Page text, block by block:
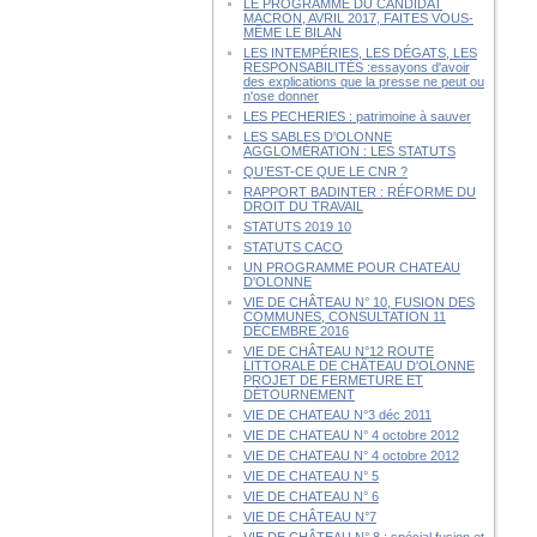
LE PROGRAMME DU CANDIDAT
MACRON, AVRIL 2017, FAITES VOUS-
MÊME LE BILAN
LES INTEMPÉRIES, LES DÉGATS, LES
RESPONSABILITÉS :essayons d'avoir
des explications que la presse ne peut ou
n'ose donner
LES PECHERIES : patrimoine à sauver
LES SABLES D'OLONNE
AGGLOMÉRATION : LES STATUTS
QU’EST-CE QUE LE CNR ?
RAPPORT BADINTER : RÉFORME DU
DROIT DU TRAVAIL
STATUTS 2019 10
STATUTS CACO
UN PROGRAMME POUR CHATEAU
D'OLONNE
VIE DE CHÂTEAU N° 10, FUSION DES
COMMUNES, CONSULTATION 11
DÉCEMBRE 2016
VIE DE CHÂTEAU N°12 ROUTE
LITTORALE DE CHÂTEAU D'OLONNE
PROJET DE FERMETURE ET
DÉTOURNEMENT
VIE DE CHATEAU N°3 déc 2011
VIE DE CHATEAU N° 4 octobre 2012
VIE DE CHATEAU N° 4 octobre 2012
VIE DE CHATEAU N° 5
VIE DE CHATEAU N° 6
VIE DE CHÂTEAU N°7